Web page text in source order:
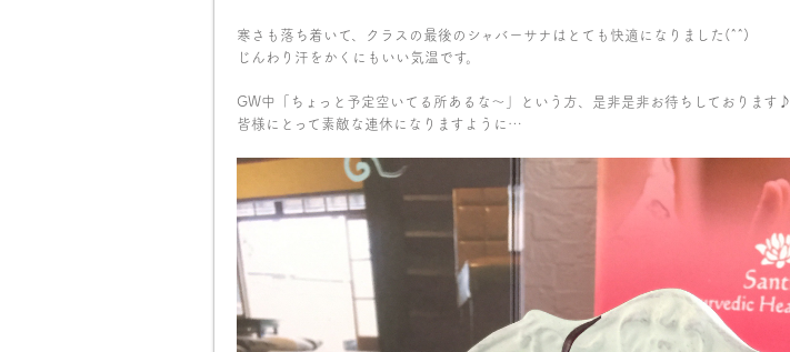
寒さも落ち着いて、クラスの最後のシャバーサナはとても快適になりました(^^)
じんわり汗をかくにもいい気温です。
GW中 「ちょっと予定空いてる所あるな～」
という方、是非是非お待ちしております♪
皆様にとって素敵な連休になりますように…